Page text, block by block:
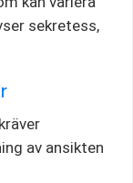
sekretess,
av ansikten